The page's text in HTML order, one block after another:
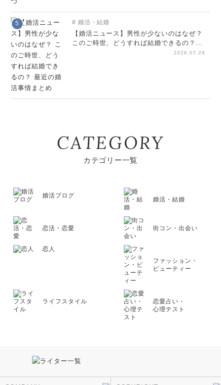
5 婚活・結婚
【婚活ニュース】男性が少ないのはなぜ？
このご時世、どうすれば結婚できるの？
2026.07.29
CATEGORY
カテゴリー一覧
婚活ブログ
婚活・結婚
恋活・恋愛 街コン・出会い
恋人
ファッション・
ビューティー
ライフスタイル
恋愛占い・
心理テスト